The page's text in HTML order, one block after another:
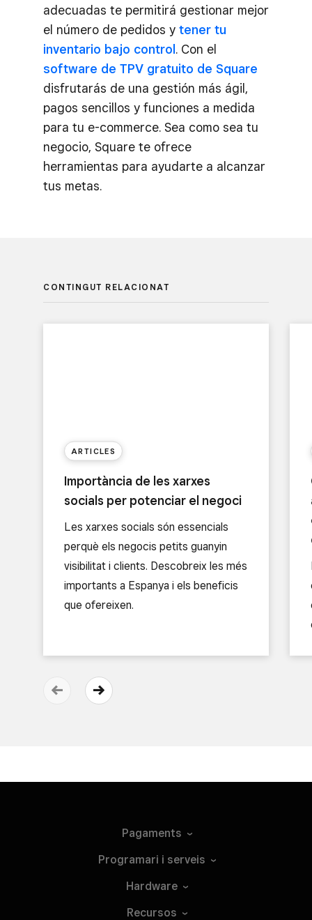
adecuadas te permitirá gestionar mejor
el número de pedidos y tener tu
inventario bajo control . Con el
software de TPV gratuito de Square
disfrutarás de una gestión más ágil,
pagos sencillos y funciones a medida
para tu e-commerce. Sea como sea tu
negocio, Square te ofrece
herramientas para ayudarte a alcanzar
tus metas.
CONTINGUT RELACIONAT
ARTICLES
Importància de les xarxes
socials per potenciar el negoci
Les xarxes socials són essencials
perquè els negocis petits guanyin
visibilitat i clients. Descobreix les més
importants a Espanya i els beneficis
que ofereixen.
Pagaments
Programari i serveis
Hardware
Recursos